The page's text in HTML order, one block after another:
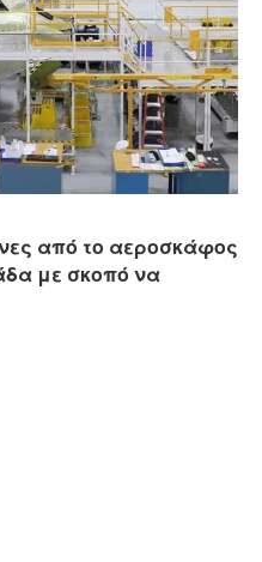
από το αεροσκάφος
με σκοπό να